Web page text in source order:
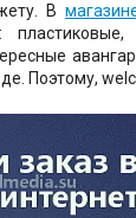
В
Поэтому,